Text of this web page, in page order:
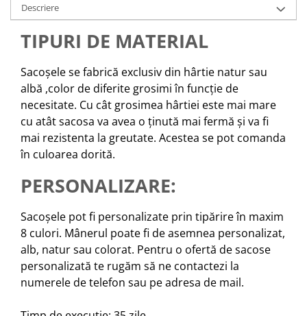
Descriere
TIPURI DE MATERIAL
Sacoșele se fabrică exclusiv din hârtie natur sau
albă ,color de diferite grosimi în funcție de
necesitate. Cu cât grosimea hârtiei este mai mare
cu atât sacosa va avea o ținută mai fermă și va fi
mai rezistenta la greutate. Acestea se pot comanda
în culoarea dorită.
PERSONALIZARE:
Sacoșele pot fi personalizate prin tipărire în maxim
8 culori. Mânerul poate fi de asemnea personalizat,
alb, natur sau colorat. Pentru o ofertă de sacose
personalizată te rugăm să ne contactezi la
numerele de telefon sau pe adresa de mail.